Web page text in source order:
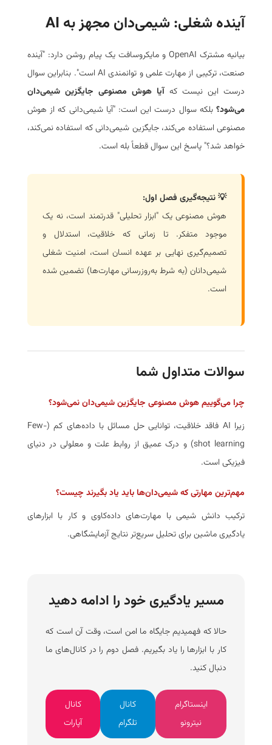
آینده شغلی: شیمی‌دان مجهز به AI
بیانیه مشترک OpenAI و مایکروسافت یک پیام روشن دارد: "آینده
صنعت، ترکیبی از مهارت علمی و توانمندی AI است". بنابراین سوال
درست این نیست کهآیا هوش مصنوعی جایگزین شیمی‌دان
می‌شود؟ بلکه سوال درست این است: "آیا شیمی‌دانی که از هوش
مصنوعی استفاده می‌کند، جایگزین شیمی‌دانی که استفاده نمی‌کند،
خواهد شد؟" پاسخ این سوال قطعاً بله است.
💡 نتیجه‌گیری فصل اول:
هوش مصنوعی یک "ابزار تحلیلی" قدرتمند است، نه یک
موجود متفکر. تا زمانی که خلاقیت، استدلال و
تصمیم‌گیری نهایی بر عهده انسان است، امنیت شغلی
شیمی‌دانان (به شرط به‌روزرسانی مهارت‌ها) تضمین شده
است.
سوالات متداول شما
چرا می‌گوییم هوش مصنوعی جایگزین شیمی‌دان نمی‌شود؟
زیرا AI فاقد خلاقیت، توانایی حل مسائل با داده‌های کم (Few-
shot learning) و درک عمیق از روابط علت و معلولی در دنیای
فیزیکی است.
مهم‌ترین مهارتی که شیمی‌دان‌ها باید یاد بگیرند چیست؟
ترکیب دانش شیمی با مهارت‌های داده‌کاوی و کار با ابزارهای
یادگیری ماشین برای تحلیل سریع‌تر نتایج آزمایشگاهی.
مسیر یادگیری خود را ادامه دهید
حالا که فهمیدیم جایگاه ما امن است، وقت آن است که
کار با ابزارها را یاد بگیریم. فصل دوم را در کانال‌های ما
دنبال کنید.
اینستاگرام
نیترونو
کانال
تلگرام
کانال
آپارات